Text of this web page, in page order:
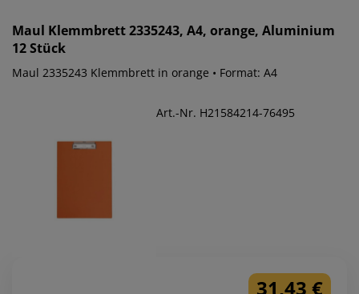
Maul Klemmbrett 2335243, A4, orange, Aluminium
12 Stück
Maul 2335243 Klemmbrett in orange • Format: A4
Art.-Nr. H21584214-76495
31,43 €